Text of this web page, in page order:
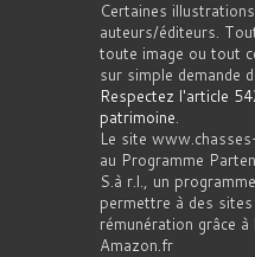
Certaines
auteurs/éditeurs.
toute image ou tout
sur simple demande
Respectez l'article
patrimoine.
Le site
au Programme
S.à r.l., un
permettre à des
rémunération grâce
Amazon.fr